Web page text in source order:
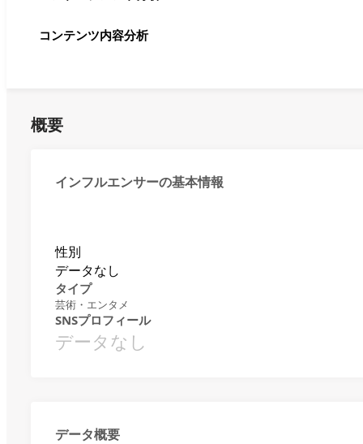
コンテンツ内容分析
概要
インフルエンサーの基本情報
性別
データなし
タイプ
芸術・エンタメ
SNSプロフィール
データなし
データ概要